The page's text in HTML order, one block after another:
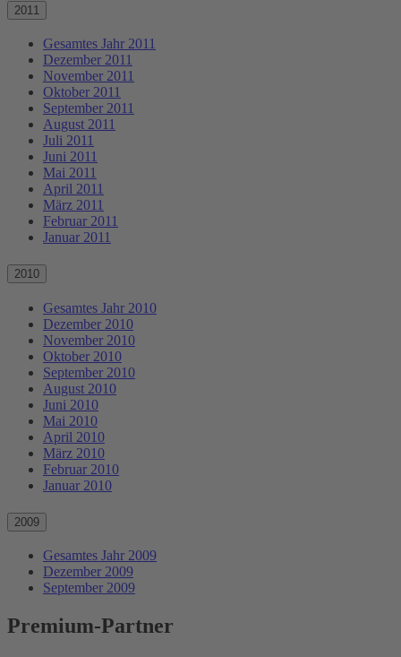
2011
Gesamtes Jahr 2011
Dezember 2011
November 2011
Oktober 2011
September 2011
August 2011
Juli 2011
Juni 2011
Mai 2011
April 2011
März 2011
Februar 2011
Januar 2011
2010
Gesamtes Jahr 2010
Dezember 2010
November 2010
Oktober 2010
September 2010
August 2010
Juni 2010
Mai 2010
April 2010
März 2010
Februar 2010
Januar 2010
2009
Gesamtes Jahr 2009
Dezember 2009
September 2009
Premium-Partner